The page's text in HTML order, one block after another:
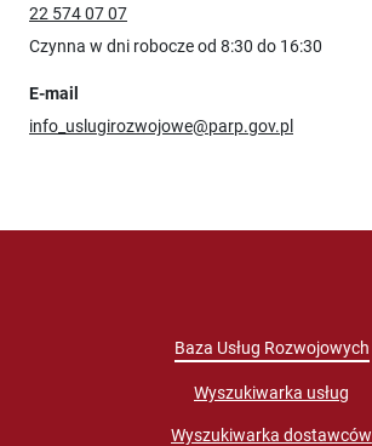
22 574 07 07
Czynna w dni robocze od 8:30 do 16:30
E-mail
info_uslugirozwojowe@parp.gov.pl
Baza Usług Rozwojowych
Wyszukiwarka usług
Wyszukiwarka dostawców